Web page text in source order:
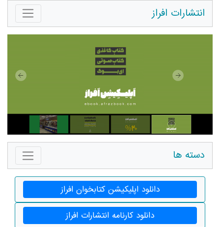
انتشارات افراز
دسته ها
دانلود اپلیکیشن کتابخوان افراز
دانلود کارنامه انتشارات افراز